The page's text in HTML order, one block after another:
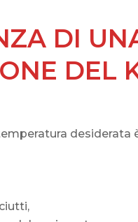
DI
DEL